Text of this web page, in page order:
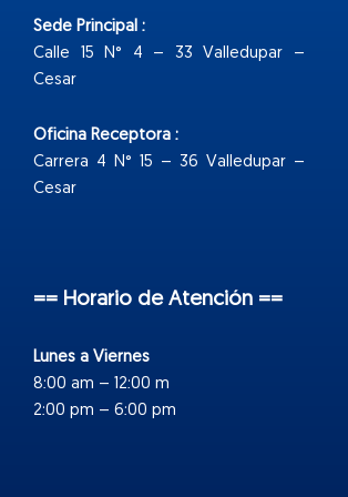
Sede Principal :
Calle 15 N° 4 – 33 Valledupar –
Cesar
Oficina Receptora :
Carrera 4 N° 15 – 36 Valledupar –
Cesar
== Horario de Atención ==
Lunes a Viernes
8:00 am – 12:00 m
2:00 pm – 6:00 pm